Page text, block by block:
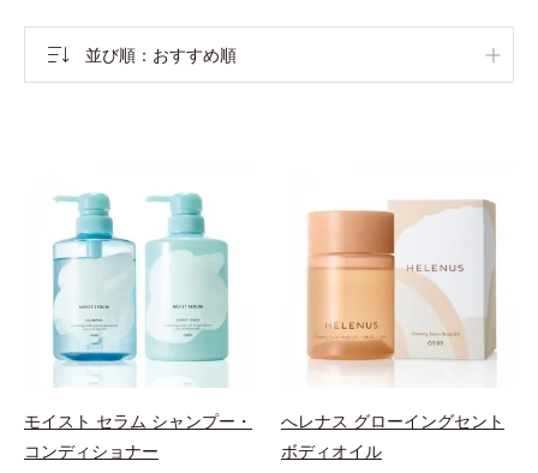
並び順 おすすめ順
モイスト セラム シャンプー・
コンディショナー
へレナス グローイングセント
ボディオイル